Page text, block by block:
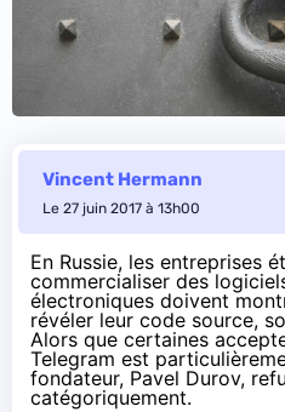
Vincent Hermann
Le 27 juin 2017 à 13h00
En Russie, les entreprises
commercialiser des
électroniques doivent
révéler leur code source,
Alors que certaines
Telegram est
fondateur, Pavel Durov,
catégoriquement.